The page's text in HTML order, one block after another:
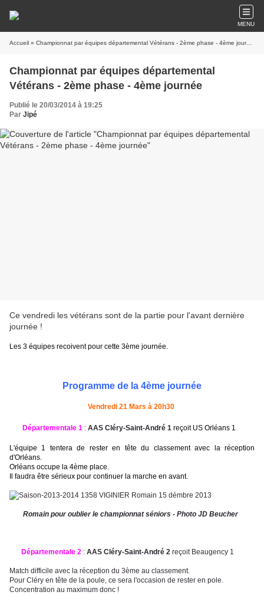
MENU
Accueil » Championnat par équipes départemental Vétérans - 2ème phase - 4ème journée
Championnat par équipes départemental
Vétérans - 2ème phase - 4ème journée
Publié le 20/03/2014 à 19:25
Par Jipé
Ce vendredi les vétérans sont de la partie pour l'avant dernière
journée !
Les 3 équipes recoivent pour cette 3ème journée.
Programme de la 4ème journée
Vendredi 21 Mars à 20h30
Départementale 1 : AAS Cléry-Saint-André 1 reçoit US Orléans 1
L'équipe 1 tentera de rester en tête du classement avec la réception
d'Orléans.
Orléans occupe la 4ème place.
Il faudra être sérieux pour continuer la marche en avant.
Romain pour oublier le championnat séniors - Photo JD Beucher
Départementale 2 : AAS Cléry-Saint-André 2 reçoit Beaugency 1
Match difficile avec la réception du 3ème au classement.
Pour Cléry en tête de la poule, ce sera l'occasion de rester en pole.
Concentration au maximum donc !